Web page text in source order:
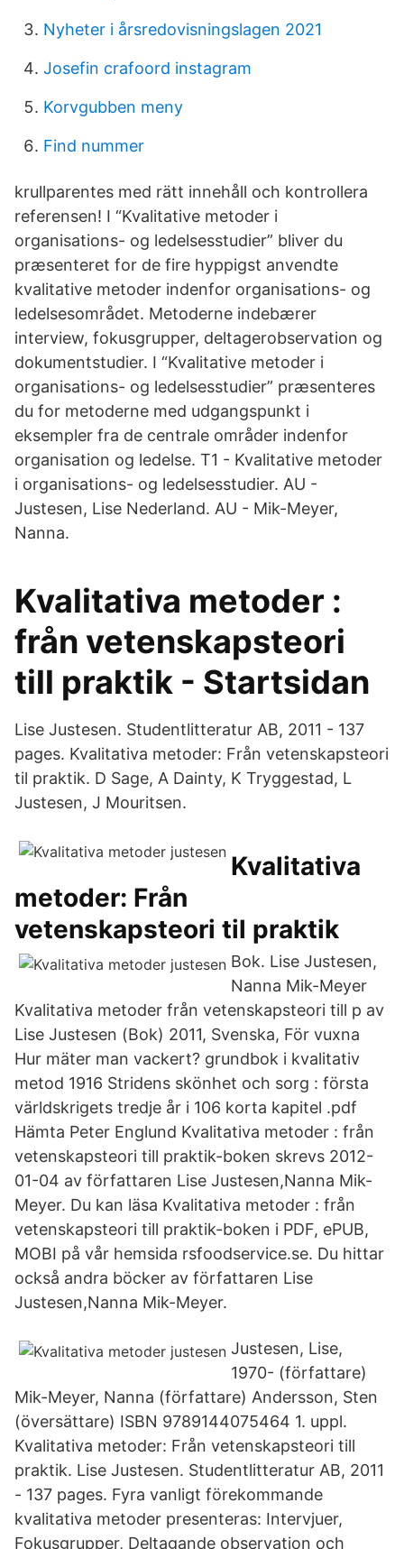
Nyheter i årsredovisningslagen 2021
Josefin crafoord instagram
Korvgubben meny
Find nummer
krullparentes med rätt innehåll och kontrollera
referensen! I “Kvalitative metoder i
organisations- og ledelsesstudier” bliver du
præsenteret for de fire hyppigst anvendte
kvalitative metoder indenfor organisations- og
ledelsesområdet. Metoderne indebærer
interview, fokusgrupper, deltagerobservation og
dokumentstudier. I “Kvalitative metoder i
organisations- og ledelsesstudier” præsenteres
du for metoderne med udgangspunkt i
eksempler fra de centrale områder indenfor
organisation og ledelse. T1 - Kvalitative metoder
i organisations- og ledelsesstudier. AU -
Justesen, Lise Nederland. AU - Mik-Meyer,
Nanna.
Kvalitativa metoder :
från vetenskapsteori
till praktik - Startsidan
Lise Justesen. Studentlitteratur AB, 2011 - 137
pages. Kvalitativa metoder: Från vetenskapsteori
til praktik. D Sage, A Dainty, K Tryggestad, L
Justesen, J Mouritsen.
Kvalitativa
metoder: Från
vetenskapsteori til praktik
Bok. Lise Justesen,
Nanna Mik-Meyer
Kvalitativa metoder från vetenskapsteori till p av
Lise Justesen (Bok) 2011, Svenska, För vuxna
Hur mäter man vackert? grundbok i kvalitativ
metod 1916 Stridens skönhet och sorg : första
världskrigets tredje år i 106 korta kapitel .pdf
Hämta Peter Englund Kvalitativa metoder : från
vetenskapsteori till praktik-boken skrevs 2012-
01-04 av författaren Lise Justesen,Nanna Mik-
Meyer. Du kan läsa Kvalitativa metoder : från
vetenskapsteori till praktik-boken i PDF, ePUB,
MOBI på vår hemsida rsfoodservice.se. Du hittar
också andra böcker av författaren Lise
Justesen,Nanna Mik-Meyer.
Justesen, Lise,
1970- (författare)
Mik-Meyer, Nanna (författare) Andersson, Sten
(översättare) ISBN 9789144075464 1. uppl.
Kvalitativa metoder: Från vetenskapsteori till
praktik. Lise Justesen. Studentlitteratur AB, 2011
- 137 pages. Fyra vanligt förekommande
kvalitativa metoder presenteras: Intervjuer,
Fokusgrupper, Deltagande observation och